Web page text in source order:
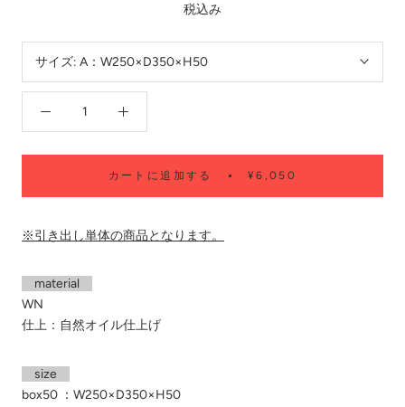
税込み
サイズ: A：W250×D350×H50
カートに追加する ¥6,050
※引き出し単体の商品となります。
material
WN
仕上：自然オイル仕上げ
size
box50 ：W250×D350×H50